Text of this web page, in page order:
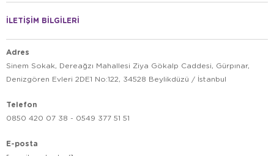
İLETİŞİM BİLGİLERİ
Adres
Sinem Sokak, Dereağzı Mahallesi Ziya Gökalp Caddesi, Gürpınar,
Denizgören Evleri 2DE1 No:122, 34528 Beylikdüzü / İstanbul
Telefon
0850 420 07 38 - 0549 377 51 51
E-posta